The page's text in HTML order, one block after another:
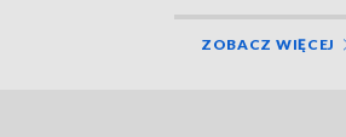
ZOBACZ WIĘCEJ